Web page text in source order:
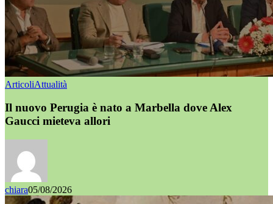
ArticoliAttualità
Il nuovo Perugia è nato a Marbella dove Alex
Gaucci mieteva allori
chiara05/08/2026